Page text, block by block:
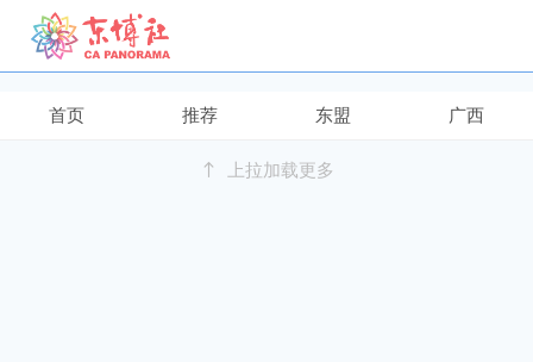
首页 推荐 东盟 广西
继续下拉刷新
上拉加载更多